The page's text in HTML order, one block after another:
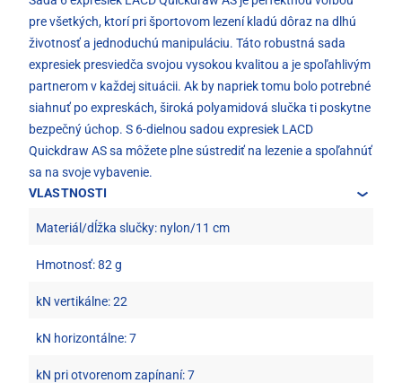
pre všetkých, ktorí pri športovom lezení kladú dôraz na dlhú
životnosť a jednoduchú manipuláciu. Táto robustná sada
expresiek presviedča svojou vysokou kvalitou a je spoľahlivým
partnerom v každej situácii. Ak by napriek tomu bolo potrebné
siahnuť po expreskách, široká polyamidová slučka ti poskytne
bezpečný úchop. S 6-dielnou sadou expresiek LACD
Quickdraw AS sa môžete plne sústrediť na lezenie a spoľahnúť
sa na svoje vybavenie.
VLASTNOSTI
Materiál/dĺžka slučky: nylon/11 cm
Hmotnosť: 82 g
kN vertikálne: 22
kN horizontálne: 7
kN pri otvorenom zapínaní: 7